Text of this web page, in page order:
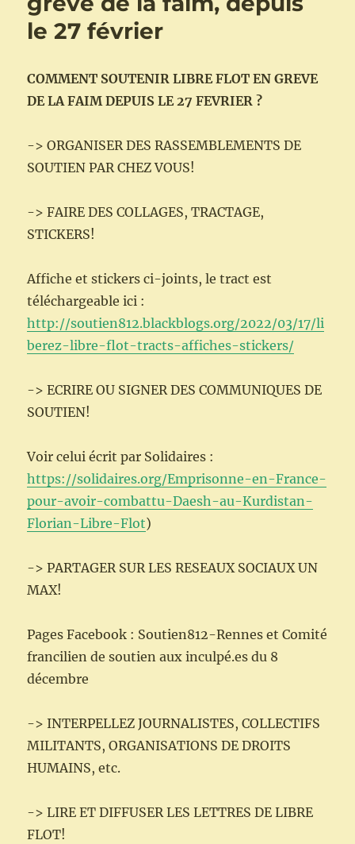
de
la
faire
reconnaître
!!!
le 27 février
COMMENT SOUTENIR LIBRE FLOT EN GREVE
DE LA FAIM DEPUIS LE 27 FEVRIER ?
-> ORGANISER DES RASSEMBLEMENTS DE
SOUTIEN PAR CHEZ VOUS!
-> FAIRE DES COLLAGES, TRACTAGE,
STICKERS!
Affiche et stickers ci-joints, le tract est
téléchargeable ici :
http://soutien812.blackblogs.org/2022/03/17/li
berez-libre-flot-tracts-affiches-stickers/
-> ECRIRE OU SIGNER DES COMMUNIQUES DE
SOUTIEN!
Voir celui écrit par Solidaires :
https://solidaires.org/Emprisonne-en-France-
pour-avoir-combattu-Daesh-au-Kurdistan-
Florian-Libre-Flot)
-> PARTAGER SUR LES RESEAUX SOCIAUX UN
MAX!
Pages Facebook : Soutien812-Rennes et Comité
francilien de soutien aux inculpé.es du 8
décembre
-> INTERPELLEZ JOURNALISTES, COLLECTIFS
MILITANTS, ORGANISATIONS DE DROITS
HUMAINS, etc.
-> LIRE ET DIFFUSER LES LETTRES DE LIBRE
FLOT!